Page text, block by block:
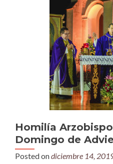
Homilía
Domingo de
Posted ondiciembre 14,